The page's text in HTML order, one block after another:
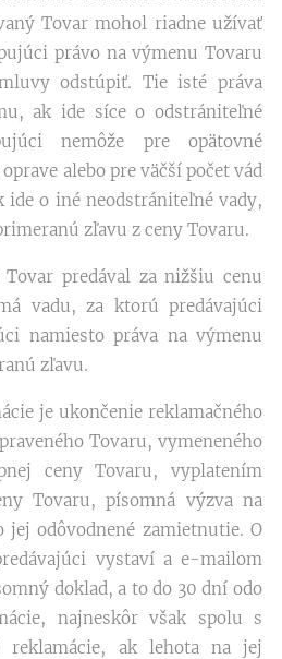
Tovar mohol riadne užívať
právo na výmenu Tovaru
odstúpiť. Tie isté práva
ak ide síce o odstrániteľné
nemôže pre opätovné
alebo pre väčší počet vád
ide o iné neodstrániteľné vady,
zľavu z ceny Tovaru.
predával za nižšiu cenu
vadu, za ktorú predávajúci
namiesto práva na výmenu
zľavu.
je ukončenie reklamačného
Tovaru, vymeneného
ceny Tovaru, vyplatením
Tovaru, písomná výzva na
jej odôvodnené zamietnutie. O
vystaví a e-mailom
doklad, a to do 30 dní odo
najneskôr však spolu s
reklamácie, ak lehota na jej